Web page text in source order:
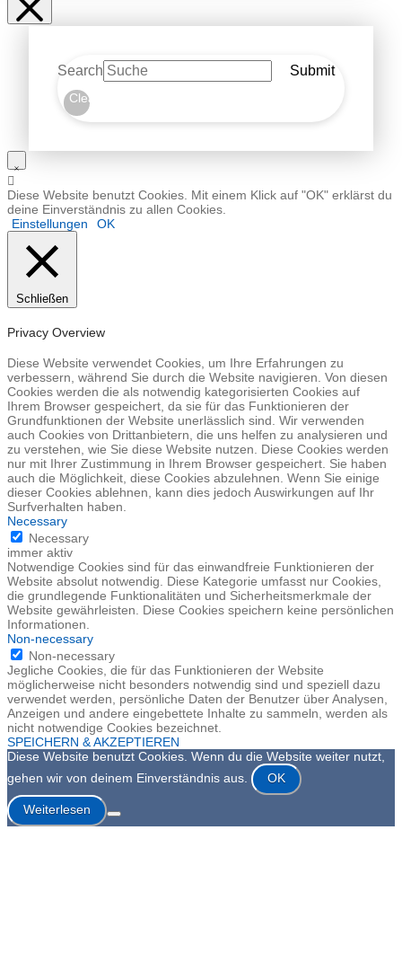
Search Submit
Clear
Diese Website benutzt Cookies. Mit einem Klick auf "OK" erklärst du
deine Einverständnis zu allen Cookies.
Einstellungen
OK
Schließen
Privacy Overview
Diese Website verwendet Cookies, um Ihre Erfahrungen zu
verbessern, während Sie durch die Website navigieren. Von diesen
Cookies werden die als notwendig kategorisierten Cookies auf
Ihrem Browser gespeichert, da sie für das Funktionieren der
Grundfunktionen der Website unerlässlich sind. Wir verwenden
auch Cookies von Drittanbietern, die uns helfen zu analysieren und
zu verstehen, wie Sie diese Website nutzen. Diese Cookies werden
nur mit Ihrer Zustimmung in Ihrem Browser gespeichert. Sie haben
auch die Möglichkeit, diese Cookies abzulehnen. Wenn Sie einige
dieser Cookies ablehnen, kann dies jedoch Auswirkungen auf Ihr
Surfverhalten haben.
Necessary
Necessary
immer aktiv
Notwendige Cookies sind für das einwandfreie Funktionieren der
Website absolut notwendig. Diese Kategorie umfasst nur Cookies,
die grundlegende Funktionalitäten und Sicherheitsmerkmale der
Website gewährleisten. Diese Cookies speichern keine persönlichen
Informationen.
Non-necessary
Non-necessary
Jegliche Cookies, die für das Funktionieren der Website
möglicherweise nicht besonders notwendig sind und speziell dazu
verwendet werden, persönliche Daten der Benutzer über Analysen,
Anzeigen und andere eingebettete Inhalte zu sammeln, werden als
nicht notwendige Cookies bezeichnet.
SPEICHERN & AKZEPTIEREN
Diese Website benutzt Cookies. Wenn du die Website weiter nutzt,
gehen wir von deinem Einverständnis aus.
OK
Weiterlesen